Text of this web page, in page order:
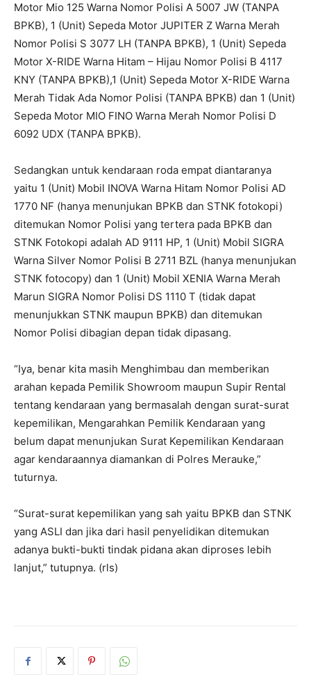
Motor Mio 125 Warna Nomor Polisi A 5007 JW (TANPA
BPKB), 1 (Unit) Sepeda Motor JUPITER Z Warna Merah
Nomor Polisi S 3077 LH (TANPA BPKB), 1 (Unit) Sepeda
Motor X-RIDE Warna Hitam – Hijau Nomor Polisi B 4117
KNY (TANPA BPKB),1 (Unit) Sepeda Motor X-RIDE Warna
Merah Tidak Ada Nomor Polisi (TANPA BPKB) dan 1 (Unit)
Sepeda Motor MIO FINO Warna Merah Nomor Polisi D
6092 UDX (TANPA BPKB).
Sedangkan untuk kendaraan roda empat diantaranya
yaitu 1 (Unit) Mobil INOVA Warna Hitam Nomor Polisi AD
1770 NF (hanya menunjukan BPKB dan STNK fotokopi)
ditemukan Nomor Polisi yang tertera pada BPKB dan
STNK Fotokopi adalah AD 9111 HP, 1 (Unit) Mobil SIGRA
Warna Silver Nomor Polisi B 2711 BZL (hanya menunjukan
STNK fotocopy) dan 1 (Unit) Mobil XENIA Warna Merah
Marun SIGRA Nomor Polisi DS 1110 T (tidak dapat
menunjukkan STNK maupun BPKB) dan ditemukan
Nomor Polisi dibagian depan tidak dipasang.
“Iya, benar kita masih Menghimbau dan memberikan
arahan kepada Pemilik Showroom maupun Supir Rental
tentang kendaraan yang bermasalah dengan surat-surat
kepemilikan, Mengarahkan Pemilik Kendaraan yang
belum dapat menunjukan Surat Kepemilikan Kendaraan
agar kendaraannya diamankan di Polres Merauke,”
tuturnya.
“Surat-surat kepemilikan yang sah yaitu BPKB dan STNK
yang ASLI dan jika dari hasil penyelidikan ditemukan
adanya bukti-bukti tindak pidana akan diproses lebih
lanjut,” tutupnya. (rls)